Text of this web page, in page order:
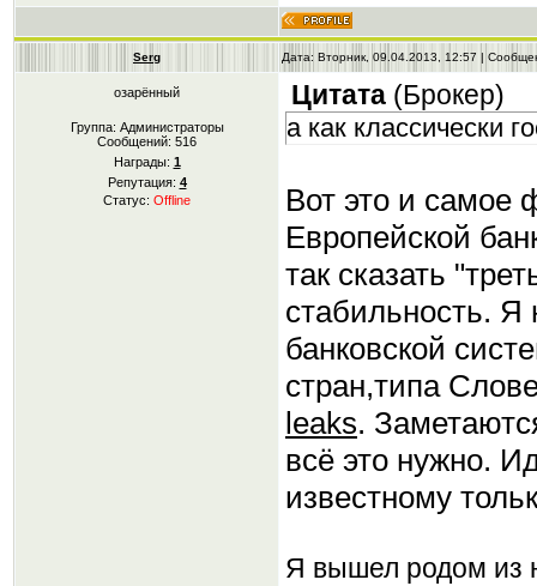
Serg Дата: Вторник, 09.04.2013, 12:57 |
озарённый
Группа: Администраторы
Сообщений: 516
Награды: 1
Репутация: 4
Статус: Offline
Цитата (Брокер)
а как классически
Вот это и самое
Европейской
так сказать
стабильность. Я
банковской
стран,типа
leaks.
всё это нужно.
известному
Я вышел родом из